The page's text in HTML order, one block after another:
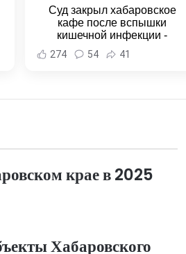
Суд закрыл хабаровское
кафе после вспышки
кишечной инфекции -
Новости Хабаровска и
Хабаровского края
274 54 41
крае в 2025
Хабаровского